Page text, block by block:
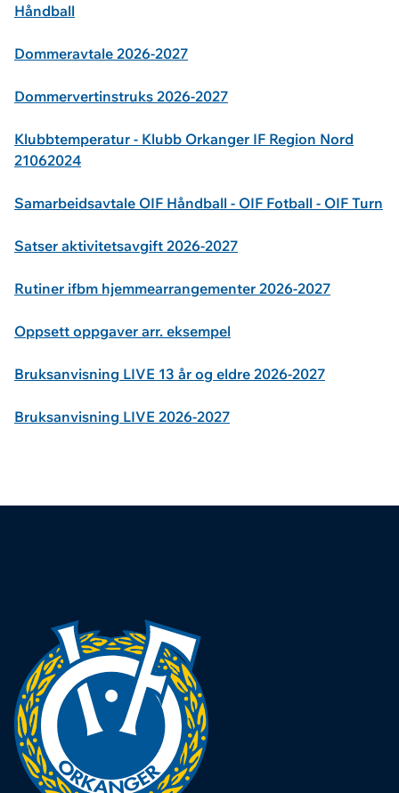
Håndball
Dommeravtale 2026-2027
Dommervertinstruks 2026-2027
Klubbtemperatur - Klubb Orkanger IF Region Nord
21062024
Samarbeidsavtale OIF Håndball - OIF Fotball - OIF Turn
Satser aktivitetsavgift 2026-2027
Rutiner ifbm hjemmearrangementer 2026-2027
Oppsett oppgaver arr. eksempel
Bruksanvisning LIVE 13 år og eldre 2026-2027
Bruksanvisning LIVE 2026-2027